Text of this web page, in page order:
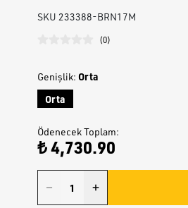
SKU 233388-BRN17M
(0)
Genişlik: Orta
Orta
Ödenecek Toplam:
₺ 4,730.90